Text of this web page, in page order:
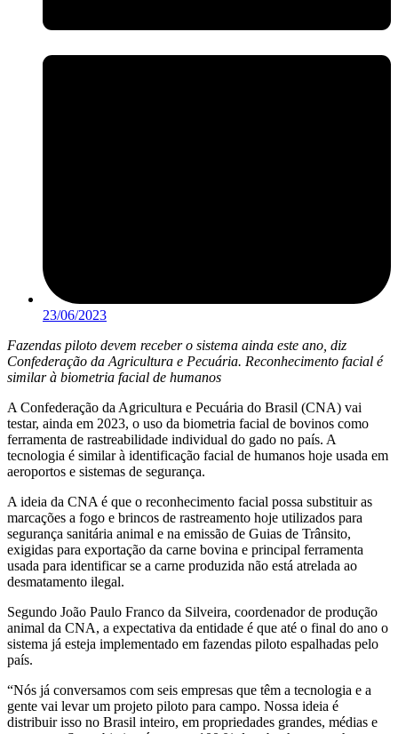
23/06/2023
Fazendas piloto devem receber o sistema ainda este ano, diz
Confederação da Agricultura e Pecuária. Reconhecimento facial é
similar à biometria facial de humanos
A Confederação da Agricultura e Pecuária do Brasil (CNA) vai
testar, ainda em 2023, o uso da biometria facial de bovinos como
ferramenta de rastreabilidade individual do gado no país. A
tecnologia é similar à identificação facial de humanos hoje usada em
aeroportos e sistemas de segurança.
A ideia da CNA é que o reconhecimento facial possa substituir as
marcações a fogo e brincos de rastreamento hoje utilizados para
segurança sanitária animal e na emissão de Guias de Trânsito,
exigidas para exportação da carne bovina e principal ferramenta
usada para identificar se a carne produzida não está atrelada ao
desmatamento ilegal.
Segundo João Paulo Franco da Silveira, coordenador de produção
animal da CNA, a expectativa da entidade é que até o final do ano o
sistema já esteja implementado em fazendas piloto espalhadas pelo
país.
“Nós já conversamos com seis empresas que têm a tecnologia e a
gente vai levar um projeto piloto para campo. Nossa ideia é
distribuir isso no Brasil inteiro, em propriedades grandes, médias e